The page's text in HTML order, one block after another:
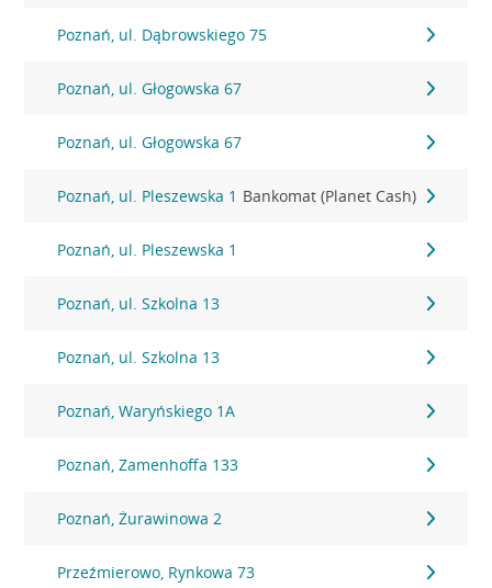
Poznań, ul. Dąbrowskiego 75
Poznań, ul. Głogowska 67
Poznań, ul. Głogowska 67
Poznań, ul. Pleszewska 1 Bankomat (Planet Cash)
Poznań, ul. Pleszewska 1
Poznań, ul. Szkolna 13
Poznań, ul. Szkolna 13
Poznań, Waryńskiego 1A
Poznań, Zamenhoffa 133
Poznań, Żurawinowa 2
Przeźmierowo, Rynkowa 73